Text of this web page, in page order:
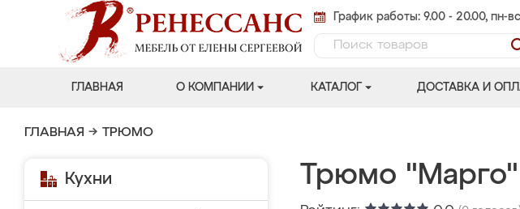
График работы: 9.00 - 20.00, пн-вс
ГЛАВНАЯ О КОМПАНИИ КАТАЛОГ ДОСТАВКА И
ГЛАВНАЯ → ТРЮМО
Кухни Трюмо "Марго"